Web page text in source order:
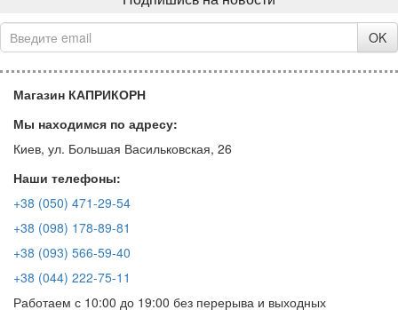
OK
Магазин КАПРИКОРН
Мы находимся по адресу:
Киев, ул. Большая Васильковская, 26
Наши телефоны:
+38 (050) 471-29-54
+38 (098) 178-89-81
+38 (093) 566-59-40
+38 (044) 222-75-11
Работаем с 10:00 до 19:00 без перерыва и выходных